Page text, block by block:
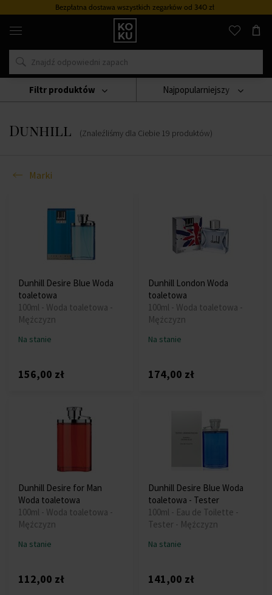
Bezpłatna dostawa wszystkich zegarkówod 340 zł
Oryginalne
perfumy
zegarki
w
miejscu
Marki
Dunhill
Dunhill (Znaleźliśmy dla Ciebie 19 produktów)
Najpopularniejszy
Marki
Filtr produktów
Dunhill Desire Blue Woda
toaletowa
100ml - Woda toaletowa -
Mężczyzn
Na stanie
156,00 zł
Dunhill London Woda
toaletowa
100ml - Woda toaletowa -
Mężczyzn
Na stanie
174,00 zł
Dunhill Desire for Man
Woda toaletowa
100ml - Woda toaletowa -
Mężczyzn
Na stanie
112,00 zł
Dunhill Desire Blue Woda
toaletowa - Tester
100ml - Eau de Toilette -
Tester - Mężczyzn
Na stanie
141,00 zł